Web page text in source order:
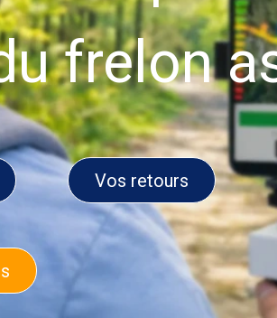
frelon
Vos retours